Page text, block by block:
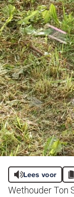
Lees voor
Wethouder Ton